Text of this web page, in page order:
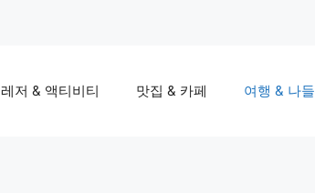
레저 & 액티비티 맛집 & 카페 여행 & 나